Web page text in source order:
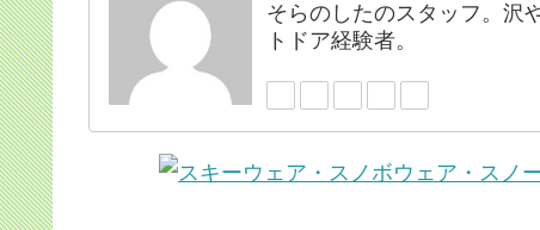
そらのしたのスタッフ。沢
トドア経験者。